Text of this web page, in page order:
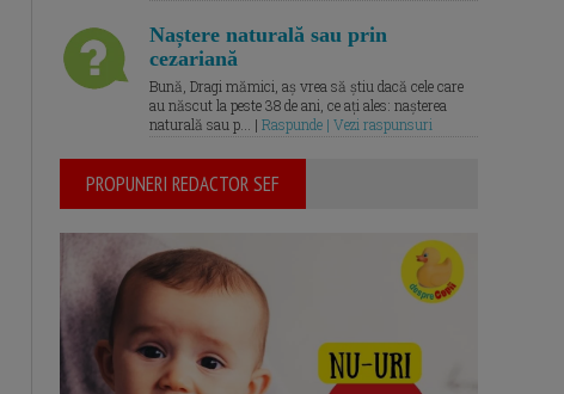
Naștere naturală sau prin
cezariană
Bună, Dragi mămici, aș vrea să știu dacă cele care
au născut la peste 38 de ani, ce ați ales: nașterea
naturală sau p... | Raspunde | Vezi raspunsuri
PROPUNERI REDACTOR SEF